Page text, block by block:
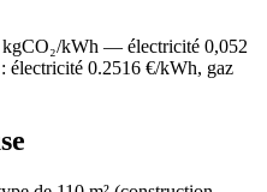
kgCO₂/kWh — électricité 0,052
électricité 0.2516 €/kWh, gaz